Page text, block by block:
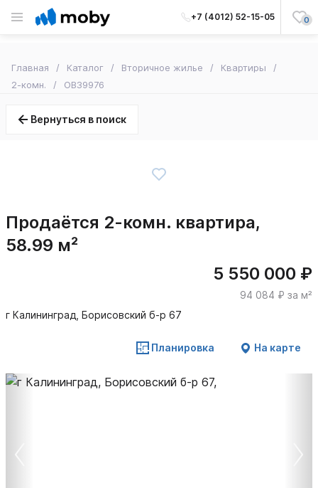
+7 (4012) 52-15-05 0
Главная Каталог Вторичное жилье
Квартиры
2-комн.
OB39976
Вернуться в поиск
Продаётся 2-комн. квартира,
58.99 м²
5 550 000 ₽
94 084 ₽ за м²
г Калининград, Борисовский б-р 67
Планировка На карте